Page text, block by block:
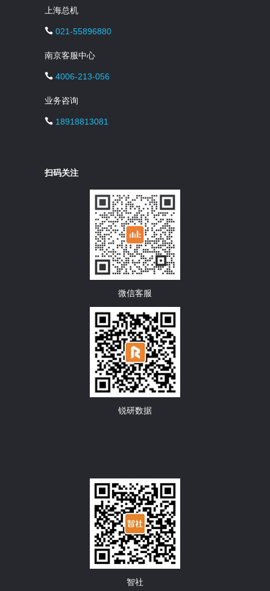
上海总机
021-55896880
南京客服中心
4006-213-056
业务咨询
18918813081
扫码关注
微信客服
锐研数据
智社